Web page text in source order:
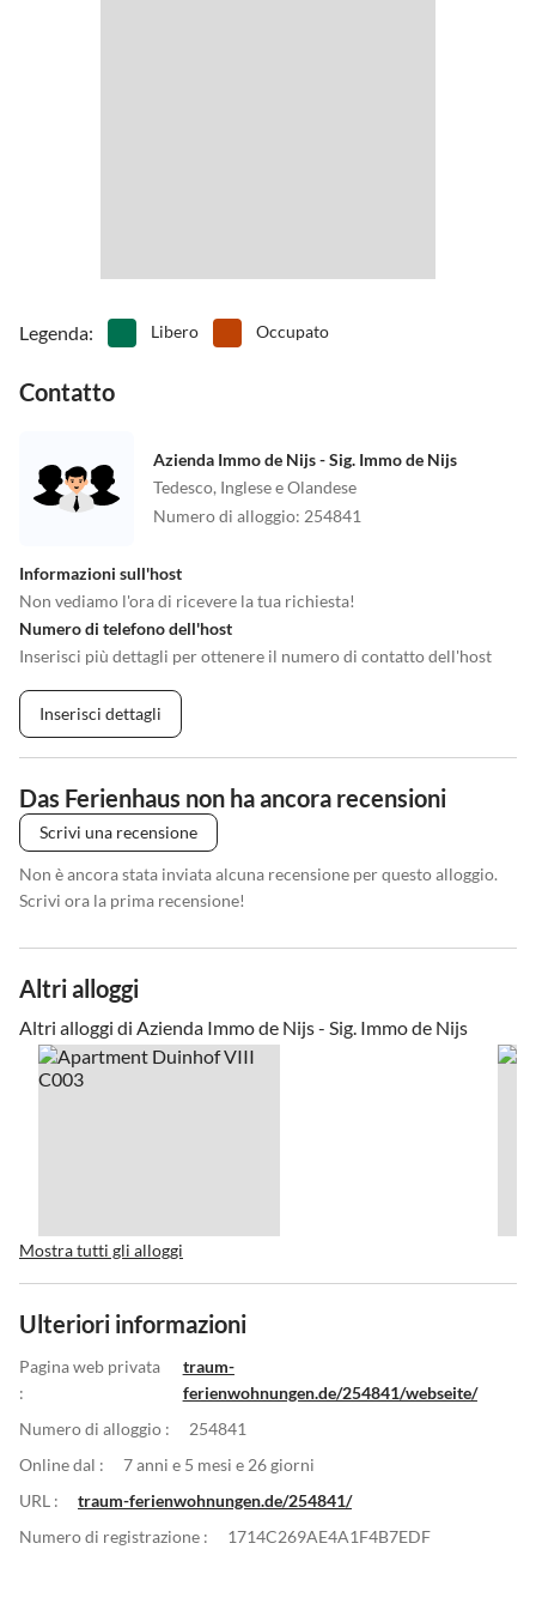
Legenda: Libero Occupato
Contatto
Azienda Immo de Nijs - Sig. Immo de Nijs
Tedesco, Inglese e Olandese
Numero di alloggio: 254841
Informazioni sull'host
Non vediamo l'ora di ricevere la tua richiesta!
Numero di telefono dell'host
Inserisci più dettagli per ottenere il numero di contatto dell'host
Inserisci dettagli
Das Ferienhaus non ha ancora recensioni
Scrivi una recensione
Non è ancora stata inviata alcuna recensione per questo alloggio.
Scrivi ora la prima recensione!
Altri alloggi
Altri alloggi di Azienda Immo de Nijs - Sig. Immo de Nijs
Mostra tutti gli alloggi
Ulteriori informazioni
Pagina web privata
:
traum-
ferienwohnungen.de/254841/webseite/
Numero di alloggio :
254841
Online dal :
7 anni e 5 mesi e 26 giorni
URL :
traum-ferienwohnungen.de/254841/
Numero di registrazione :
1714C269AE4A1F4B7EDF